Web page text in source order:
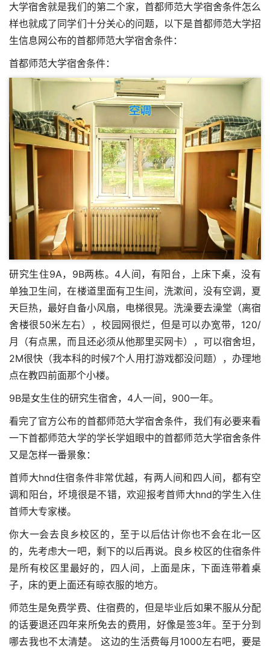
大学宿舍就是我们的第二个家，首都师范大学宿舍条件怎么
样也就成了同学们十分关心的问题，以下是首都师范大学招
生信息网公布的首都师范大学宿舍条件：
首都师范大学宿舍条件：
研究生住9A，9B两栋。4人间，有阳台，上床下桌，没有
单独卫生间，在楼道里面有卫生间，洗漱间，没有空调，夏
天巨热，最好自备小风扇，电梯很晃。洗澡要去澡堂（离宿
舍楼很50米左右），校园网很烂，但是可以办宽带，120/
月（有点黑，而且还必须从他那里买网卡），可以宿舍坦，
2M很快（我本科的时候7个人用打游戏都没问题），办理地
点在教四前面那个小楼。
9B是女生住的研究生宿舍，4人一间，900一年。
看完了官方公布的首都师范大学宿舍条件，我们有必要来看
一下首都师范大学的学长学姐眼中的首都师范大学宿舍条件
又是怎样一番景象：
首师大hnd住宿条件非常优越，有两人间和四人间，都有空
调和阳台，坏境很是不错，欢迎报考首师大hnd的学生入住
首师大专家楼。
你大一会去良乡校区的，至于以后估计你也不会在北一区
的，先考虑大一吧，剩下的以后再说。良乡校区的住宿条件
是所有校区里最好的，四人间，上面是床，下面连带着桌
子，床的更上面还有晾衣服的地方。
师范生是免费学费、住宿费的，但是毕业后如果不服从分配
的话要退还四年来所免去的费用，好像是签3年。至于分到
哪去我也不太清楚。 这边的生活费每月1000左右吧，要是